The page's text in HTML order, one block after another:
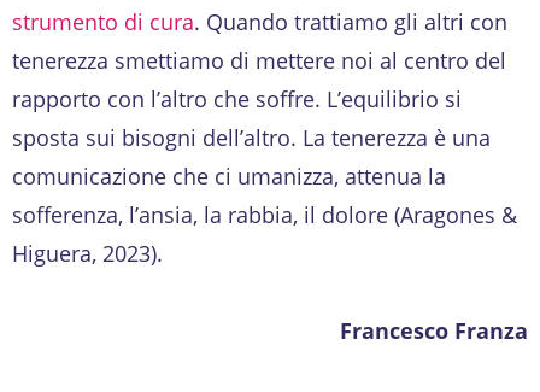
strumento di cura. Quando trattiamo gli altri con
tenerezza smettiamo di mettere noi al centro del
rapporto con l’altro che soffre. L’equilibrio si
sposta sui bisogni dell’altro. La tenerezza è una
comunicazione che ci umanizza, attenua la
sofferenza, l’ansia, la rabbia, il dolore (Aragones &
Higuera, 2023).
Francesco Franza